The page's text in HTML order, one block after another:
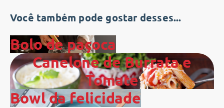
Você também pode gostar desses...
Bolo de paçoca
Canelone de Burrata e
Tomate
Bowl da felicidade